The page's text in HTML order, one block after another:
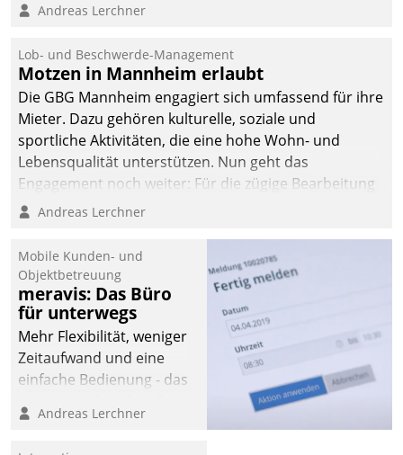
Andreas Lerchner
Lob- und Beschwerde-Management
Motzen in Mannheim erlaubt
Die GBG Mannheim engagiert sich umfassend für ihre
Mieter. Dazu gehören kulturelle, soziale und
sportliche Aktivitäten, die eine hohe Wohn- und
Lebensqualität unterstützen. Nun geht das
Engagement noch weiter: Für die zügige Bearbeitung
von Beschwerden – oder Lob – richtet das
und Beschwerde-Management einen eigenen Kanal
ein.
Andreas Lerchner
Mobile Kunden- und
Objektbetreuung
meravis: Das Büro
für unterwegs
Mehr Flexibilität, weniger
Zeitaufwand und eine
einfache Bedienung - das
Cockpit für mobile
Andreas Lerchner